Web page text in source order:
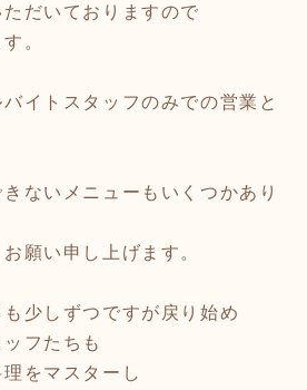
だいておりますので
。
イトスタッフのみでの営業と
ないメニューもいくつかあり
願い申し上げます。
少しずつですが戻り始め
フたちも
をマスターし